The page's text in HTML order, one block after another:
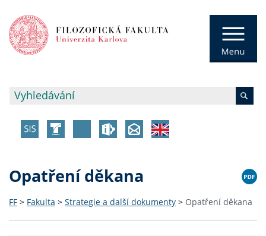
Opatření děkana
FF > Fakulta > Strategie a další dokumenty > Opatření děkana